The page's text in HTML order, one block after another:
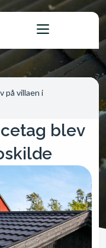
på villaen i
blev